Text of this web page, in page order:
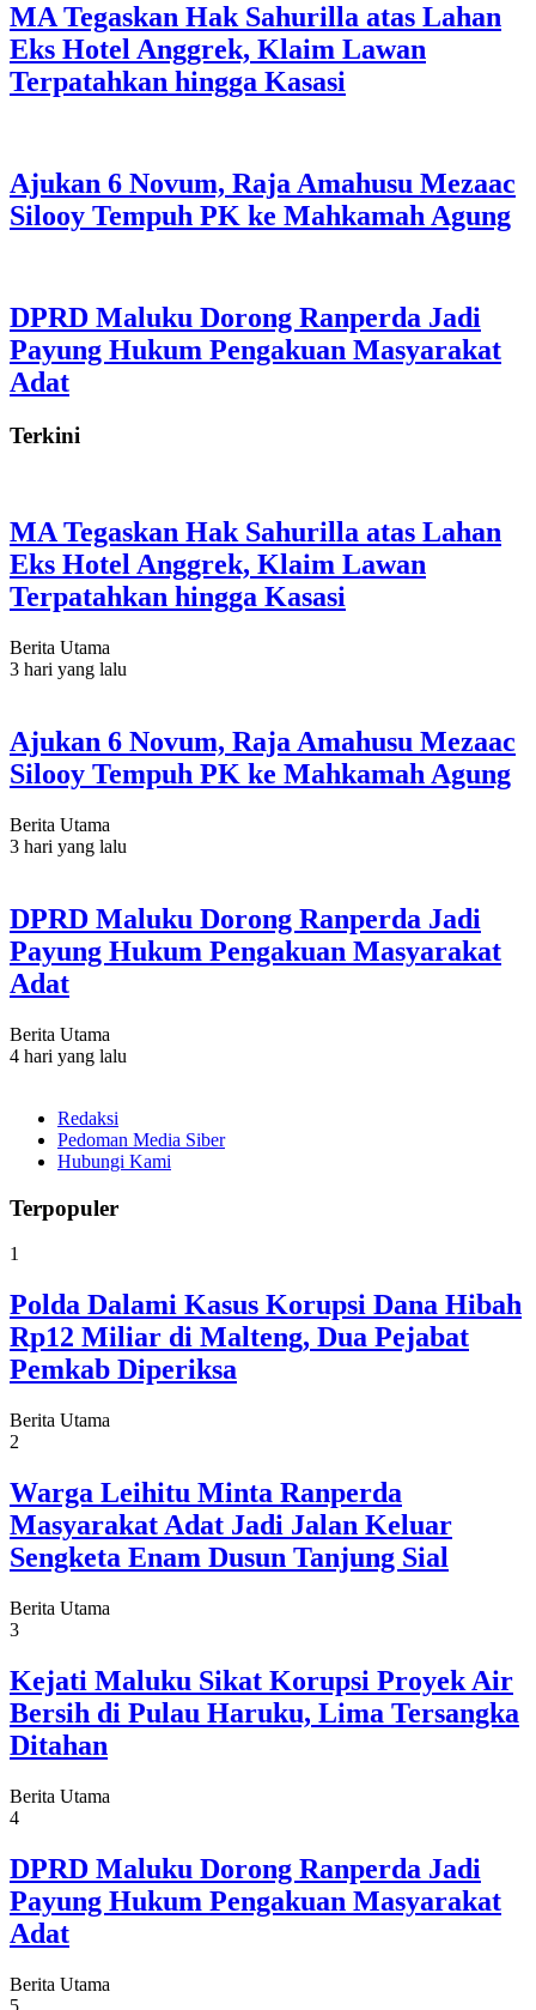
MA Tegaskan Hak Sahurilla atas Lahan
Eks Hotel Anggrek, Klaim Lawan
Terpatahkan hingga Kasasi
Ajukan 6 Novum, Raja Amahusu Mezaac
Silooy Tempuh PK ke Mahkamah Agung
DPRD Maluku Dorong Ranperda Jadi
Payung Hukum Pengakuan Masyarakat
Adat
Terkini
MA Tegaskan Hak Sahurilla atas Lahan
Eks Hotel Anggrek, Klaim Lawan
Terpatahkan hingga Kasasi
Berita Utama
3 hari yang lalu
Ajukan 6 Novum, Raja Amahusu Mezaac
Silooy Tempuh PK ke Mahkamah Agung
Berita Utama
3 hari yang lalu
DPRD Maluku Dorong Ranperda Jadi
Payung Hukum Pengakuan Masyarakat
Adat
Berita Utama
4 hari yang lalu
Redaksi
Pedoman Media Siber
Hubungi Kami
Terpopuler
1
Polda Dalami Kasus Korupsi Dana Hibah
Rp12 Miliar di Malteng, Dua Pejabat
Pemkab Diperiksa
Berita Utama
2
Warga Leihitu Minta Ranperda
Masyarakat Adat Jadi Jalan Keluar
Sengketa Enam Dusun Tanjung Sial
Berita Utama
3
Kejati Maluku Sikat Korupsi Proyek Air
Bersih di Pulau Haruku, Lima Tersangka
Ditahan
Berita Utama
4
DPRD Maluku Dorong Ranperda Jadi
Payung Hukum Pengakuan Masyarakat
Adat
Berita Utama
5